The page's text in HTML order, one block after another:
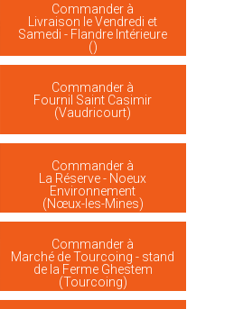
Commander à
Livraison le Vendredi et
Samedi - Flandre Intérieure
()
Commander à
Fournil Saint Casimir
(Vaudricourt)
Commander à
La Réserve - Noeux
Environnement
(Nœux-les-Mines)
Commander à
Marché de Tourcoing - stand
de la Ferme Ghestem
(Tourcoing)